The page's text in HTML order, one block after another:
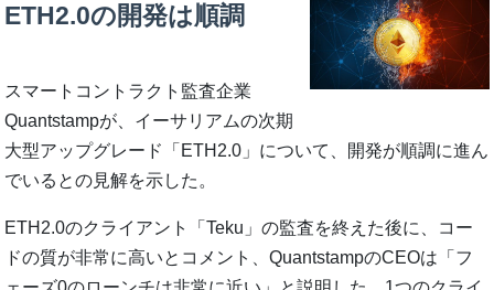
ETH2.0の開発は順調
スマートコントラクト監査企業
Quantstampが、イーサリアムの次期
大型アップグレード「ETH2.0」について、開発が順調に進ん
でいるとの見解を示した。
ETH2.0のクライアント「Teku」の監査を終えた後に、コー
ドの質が非常に高いとコメント、QuantstampのCEOは「フ